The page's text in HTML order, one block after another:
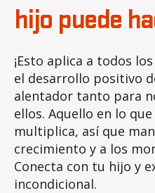
hijo puede
¡Esto aplica a todos
el desarrollo positivo
alentador tanto para
ellos. Aquello en lo
multiplica, así que
crecimiento y a los
Conecta con tu hijo y
incondicional.